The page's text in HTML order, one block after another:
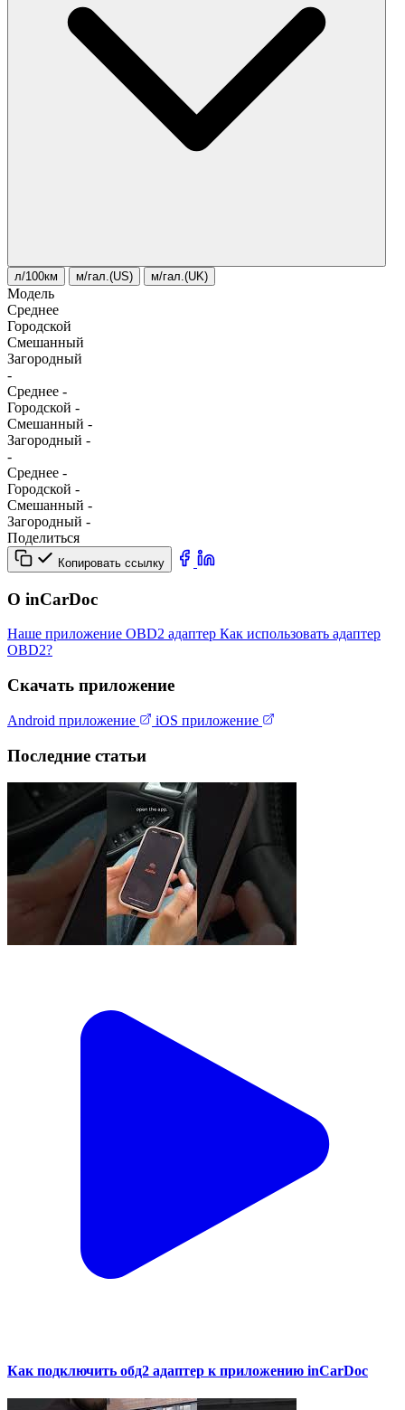
л/100км м/гал.(US) м/гал.(UK)
Модель
Среднее
Городской
Смешанный
Загородный
-
Среднее -
Городской -
Смешанный -
Загородный -
-
Среднее -
Городской -
Смешанный -
Загородный -
Поделиться
Копировать ссылку
О inCarDoc
Наше приложение OBD2 адаптер Как использовать адаптер
OBD2?
Скачать приложение
Android приложение iOS приложение
Последние статьи
Как подключить обд2 адаптер к приложению inCarDoc